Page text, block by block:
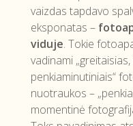
vaizdas tapdavo
eksponatas –
viduje. Tokie
vadinami
penkiaminutiniais“
nuotraukos –
momentinė